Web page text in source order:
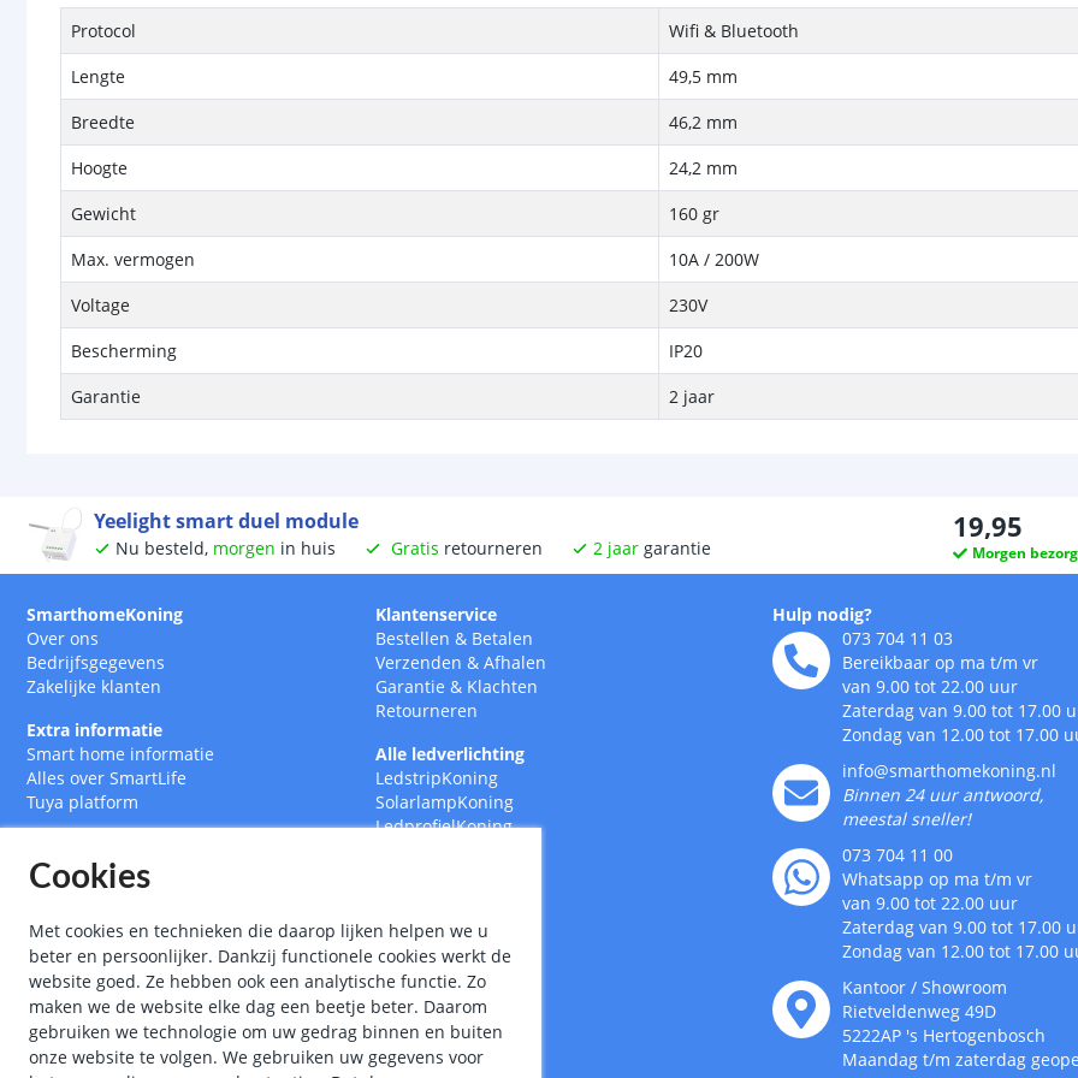
Protocol
Wifi & Bluetooth
Lengte
49,5 mm
Breedte
46,2 mm
Hoogte
24,2 mm
Gewicht
160 gr
Max. vermogen
10A / 200W
Voltage
230V
Bescherming
IP20
Garantie
2 jaar
Yeelight smart duel module
Nu besteld, morgen in huis Gratis retourneren 2 jaar garantie
19,95
Morgen
SmarthomeKoning
Over ons
Bedrijfsgegevens
Zakelijke klanten
Extra informatie
Smart home informatie
Alles over SmartLife
Tuya platform
Klantenservice
Bestellen & Betalen
Verzenden & Afhalen
Garantie & Klachten
Retourneren
Alle ledverlichting
LedstripKoning
SolarlampKoning
LedprofielKoning
Hulp nodig?
073 704 11 03
Bereikbaar op ma t/m vr
van 9.00 tot 22.00 uur
Zaterdag van 9.00 tot 17.00
Zondag van 12.00 tot 17.00
info@smarthomekoning.nl
Binnen 24 uur antwoord,
meestal sneller!
073 704 11 00
Whatsapp op ma t/m vr
van 9.00 tot 22.00 uur
Zaterdag van 9.00 tot 17.00
Zondag van 12.00 tot 17.00
Kantoor / Showroom
Rietveldenweg 49D
5222AP 's Hertogenbosch
Maandag t/m zaterdag
Cookies
Met cookies en technieken die daarop lijken helpen we u
beter en persoonlijker. Dankzij functionele cookies werkt de
website goed. Ze hebben ook een analytische functie. Zo
maken we de website elke dag een beetje beter. Daarom
gebruiken we technologie om uw gedrag binnen en buiten
onze website te volgen. We gebruiken uw gegevens voor